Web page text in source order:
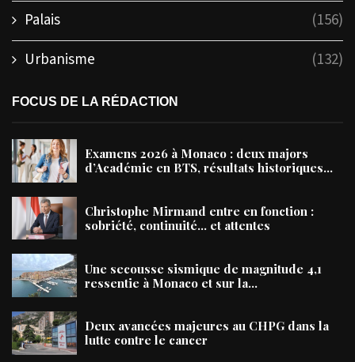
Palais
(156)
Urbanisme
(132)
FOCUS DE LA RÉDACTION
Examens 2026 à Monaco : deux majors
d’Académie en BTS, résultats historiques...
Christophe Mirmand entre en fonction :
sobriété, continuité… et attentes
Une secousse sismique de magnitude 4,1
ressentie à Monaco et sur la...
Deux avancées majeures au CHPG dans la
lutte contre le cancer